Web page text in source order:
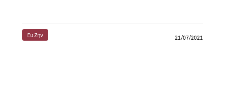
Ευ Ζην 21/07/2021